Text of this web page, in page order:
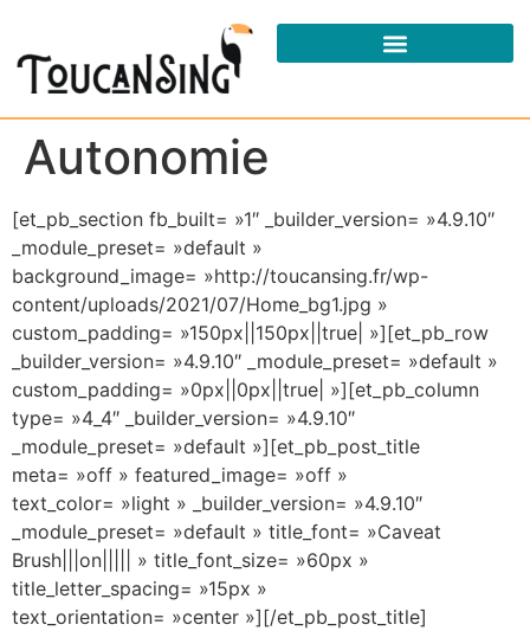
Autonomie
[et_pb_section fb_built= »1″ _builder_version= »4.9.10″
_module_preset= »default »
background_image= »http://toucansing.fr/wp-
content/uploads/2021/07/Home_bg1.jpg »
custom_padding= »150px||150px||true| »][et_pb_row
_builder_version= »4.9.10″ _module_preset= »default »
custom_padding= »0px||0px||true| »][et_pb_column
type= »4_4″ _builder_version= »4.9.10″
_module_preset= »default »][et_pb_post_title
meta= »off » featured_image= »off »
text_color= »light » _builder_version= »4.9.10″
_module_preset= »default » title_font= »Caveat
Brush|||on||||| » title_font_size= »60px »
title_letter_spacing= »15px »
text_orientation= »center »][/et_pb_post_title]